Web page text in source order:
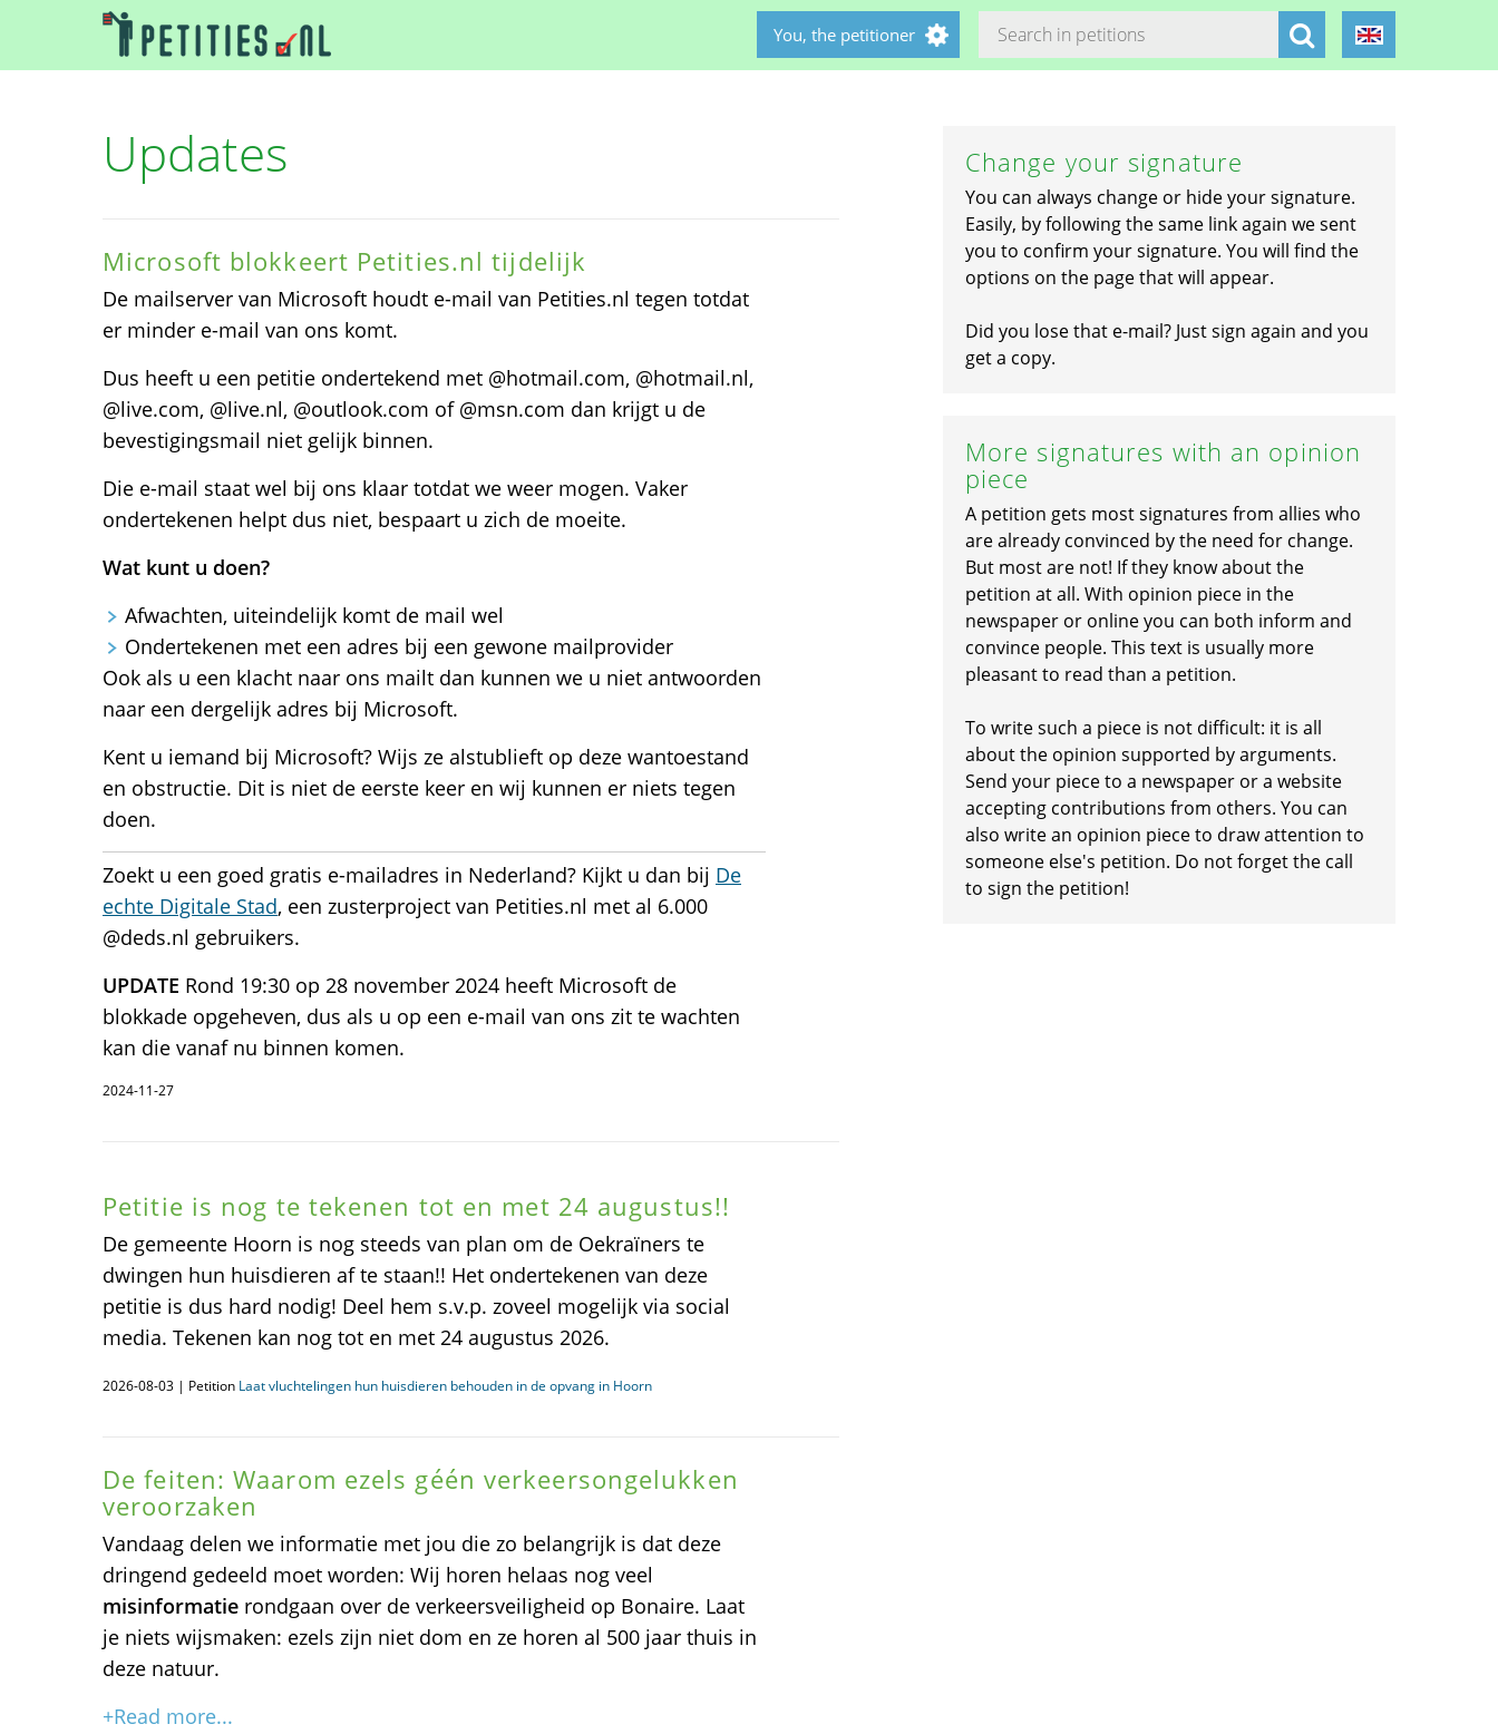
You, the petitioner
Updates
Microsoft blokkeert Petities.nl tijdelijk
De mailserver van Microsoft houdt e-mail van Petities.nl tegen totdat
er minder e-mail van ons komt.
Dus heeft u een petitie ondertekend met @hotmail.com, @hotmail.nl,
@live.com, @live.nl, @outlook.com of @msn.com dan krijgt u de
bevestigingsmail niet gelijk binnen.
Die e-mail staat wel bij ons klaar totdat we weer mogen. Vaker
ondertekenen helpt dus niet, bespaart u zich de moeite.
Wat kunt u doen?
Afwachten, uiteindelijk komt de mail wel
Ondertekenen met een adres bij een gewone mailprovider
Ook als u een klacht naar ons mailt dan kunnen we u niet antwoorden
naar een dergelijk adres bij Microsoft.
Kent u iemand bij Microsoft? Wijs ze alstublieft op deze wantoestand
en obstructie. Dit is niet de eerste keer en wij kunnen er niets tegen
doen.
Zoekt u een goed gratis e-mailadres in Nederland? Kijkt u dan bij De
echte Digitale Stad, een zusterproject van Petities.nl met al 6.000
@deds.nl gebruikers.
UPDATE Rond 19:30 op 28 november 2024 heeft Microsoft de
blokkade opgeheven, dus als u op een e-mail van ons zit te wachten
kan die vanaf nu binnen komen.
2024-11-27
Petitie is nog te tekenen tot en met 24 augustus!!
De gemeente Hoorn is nog steeds van plan om de Oekraïners te
dwingen hun huisdieren af te staan!! Het ondertekenen van deze
petitie is dus hard nodig! Deel hem s.v.p. zoveel mogelijk via social
media. Tekenen kan nog tot en met 24 augustus 2026.
2026-08-03 | Petition Laat vluchtelingen hun huisdieren behouden in de opvang in Hoorn
De feiten: Waarom ezels géén verkeersongelukken
veroorzaken
Vandaag delen we informatie met jou die zo belangrijk is dat deze
dringend gedeeld moet worden: Wij horen helaas nog veel
misinformatie rondgaan over de verkeersveiligheid op Bonaire. Laat
je niets wijsmaken: ezels zijn niet dom en ze horen al 500 jaar thuis in
deze natuur.
+Read more...
Change your signature
You can always change or hide your signature.
Easily, by following the same link again we sent
you to confirm your signature. You will find the
options on the page that will appear.
Did you lose that e-mail? Just sign again and you
get a copy.
More signatures with an opinion
piece
A petition gets most signatures from allies who
are already convinced by the need for change.
But most are not! If they know about the
petition at all. With opinion piece in the
newspaper or online you can both inform and
convince people. This text is usually more
pleasant to read than a petition.
To write such a piece is not difficult: it is all
about the opinion supported by arguments.
Send your piece to a newspaper or a website
accepting contributions from others. You can
also write an opinion piece to draw attention to
someone else's petition. Do not forget the call
to sign the petition!